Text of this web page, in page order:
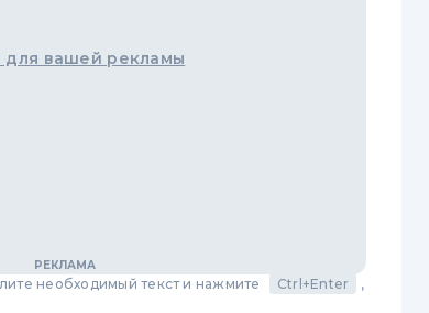
для вашей рекламы
необходимый текст и нажмите Ctrl+Enter
,